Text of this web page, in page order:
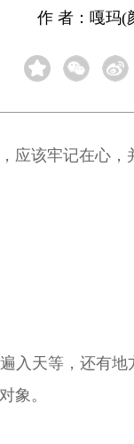
作 者：嘎玛(
应该牢记在心
入天等，还有
象。